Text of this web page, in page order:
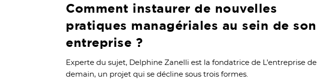
Comment instaurer de nouvelles
pratiques managériales au sein de son
entreprise ?
Experte du sujet, Delphine Zanelli est la fondatrice de L’entreprise de
demain, un projet qui se décline sous trois formes.